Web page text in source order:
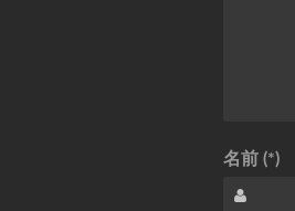
名前 (*)